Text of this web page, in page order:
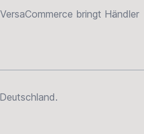
bringt Händler